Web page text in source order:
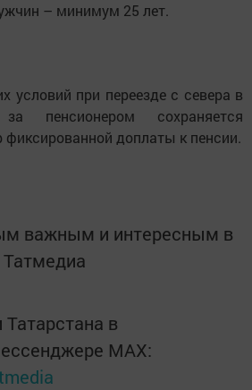
– минимум 25 лет.
условий при переезде с севера в
пенсионером сохраняется
доплаты к пенсии.
важным и интересным в
Татмедиа
в
MАХ: